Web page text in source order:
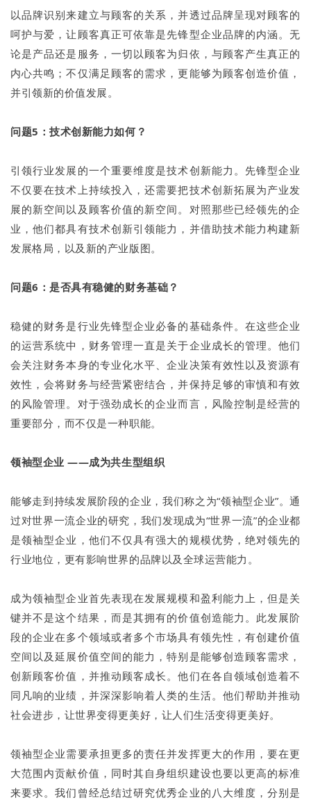
以品牌识别来建立与顾客的关系，并透过品牌呈现对顾客的
呵护与爱，让顾客真正可依靠是先锋型企业品牌的内涵。无
论是产品还是服务，一切以顾客为归依，与顾客产生真正的
内心共鸣；不仅满足顾客的需求，更能够为顾客创造价值，
并引领新的价值发展。
问题5：技术创新能力如何？
引领行业发展的一个重要维度是技术创新能力。先锋型企业
不仅要在技术上持续投入，还需要把技术创新拓展为产业发
展的新空间以及顾客价值的新空间。对照那些已经领先的企
业，他们都具有技术创新引领能力，并借助技术能力构建新
发展格局，以及新的产业版图。
问题6：是否具有稳健的财务基础？
稳健的财务是行业先锋型企业必备的基础条件。在这些企业
的运营系统中，财务管理一直是关于企业成长的管理。他们
会关注财务本身的专业化水平、企业决策有效性以及资源有
效性，会将财务与经营紧密结合，并保持足够的审慎和有效
的风险管理。对于强劲成长的企业而言，风险控制是经营的
重要部分，而不仅是一种职能。
领袖型企业 ——成为共生型组织
能够走到持续发展阶段的企业，我们称之为“领袖型企业”。通
过对世界一流企业的研究，我们发现成为“世界一流”的企业都
是领袖型企业，他们不仅具有强大的规模优势，绝对领先的
行业地位，更有影响世界的品牌以及全球运营能力。
成为领袖型企业首先表现在发展规模和盈利能力上，但是关
键并不是这个结果，而是其拥有的价值创造能力。此发展阶
段的企业在多个领域或者多个市场具有领先性，有创建价值
空间以及延展价值空间的能力，特别是能够创造顾客需求，
创新顾客价值，并推动顾客成长。他们在各自领域创造着不
同凡响的业绩，并深深影响着人类的生活。他们帮助并推动
社会进步，让世界变得更美好，让人们生活变得更美好。
领袖型企业需要承担更多的责任并发挥更大的作用，要在更
大范围内贡献价值，同时其自身组织建设也要以更高的标准
来要求。我们曾经总结过研究优秀企业的八大维度，分别是